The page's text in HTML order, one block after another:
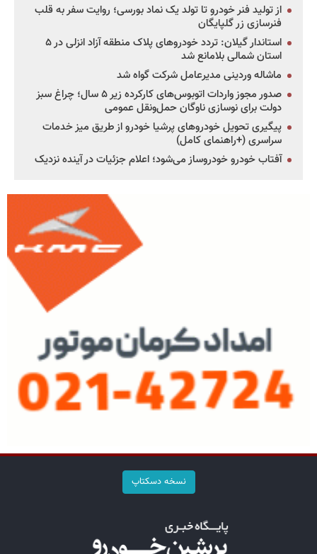
از تولید فنر خودرو تا تولد یک نماد بورسی؛ روایت سفر به قلب
فنرسازی زر گلپایگان
استاندار گیلان: تردد خودروهای پلاک منطقه آزاد انزلی در ۵
استان شمالی بلامانع شد
ماشاله وردینی مدیرعامل شرکت گواه شد
صدور مجوز واردات اتوبوس‌های کارکرده زیر ۵ سال؛ چراغ سبز
دولت برای نوسازی ناوگان حمل‌ونقل عمومی
پیگیری تحویل خودروهای پرشیا خودرو از طریق میز خدمات
سراسری (+راهنمای کامل)
آفتاب خودرو خودروساز می‌شود؛ اعلام جزئیات در آینده نزدیک
نسخه دسکتاپ